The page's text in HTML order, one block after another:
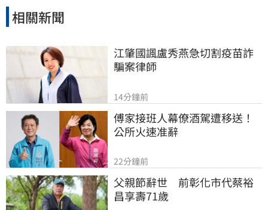
相關新聞
江肇國諷盧秀燕急切割疫苗詐
騙案律師
14分鐘前
傅家接班人幕僚酒駕遭移送！
公所火速准辭
22分鐘前
父親節辭世　前彰化市代蔡裕
昌享壽71歲